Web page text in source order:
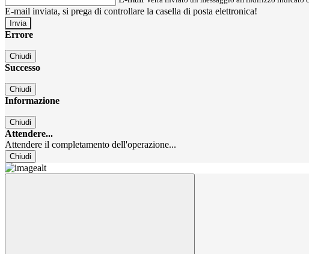
E-mail inviata, si prega di controllare la casella di posta elettronica!
Errore
Chiudi
Successo
Chiudi
Informazione
Chiudi
Attendere...
Attendere il completamento dell'operazione...
Chiudi